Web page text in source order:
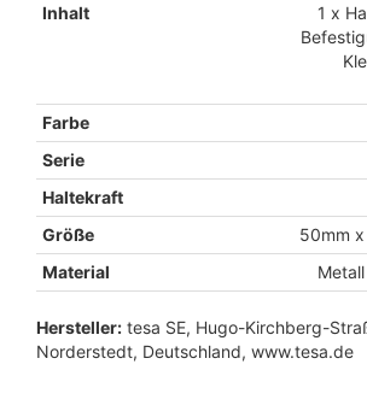
Inhalt
1 x
Farbe
Serie
Haltekraft
Größe
50mm
Material
Hersteller: tesa SE, Hugo-Kirchberg-
Norderstedt, Deutschland, www.tesa.de